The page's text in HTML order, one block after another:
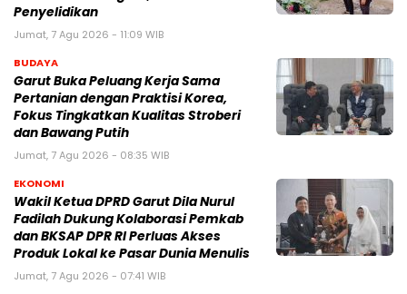
Penyelidikan
Jumat, 7 Agu 2026 - 11:09 WIB
BUDAYA
Garut Buka Peluang Kerja Sama
Pertanian dengan Praktisi Korea,
Fokus Tingkatkan Kualitas Stroberi
dan Bawang Putih
Jumat, 7 Agu 2026 - 08:35 WIB
EKONOMI
Wakil Ketua DPRD Garut Dila Nurul
Fadilah Dukung Kolaborasi Pemkab
dan BKSAP DPR RI Perluas Akses
Produk Lokal ke Pasar Dunia Menulis
Jumat, 7 Agu 2026 - 07:41 WIB